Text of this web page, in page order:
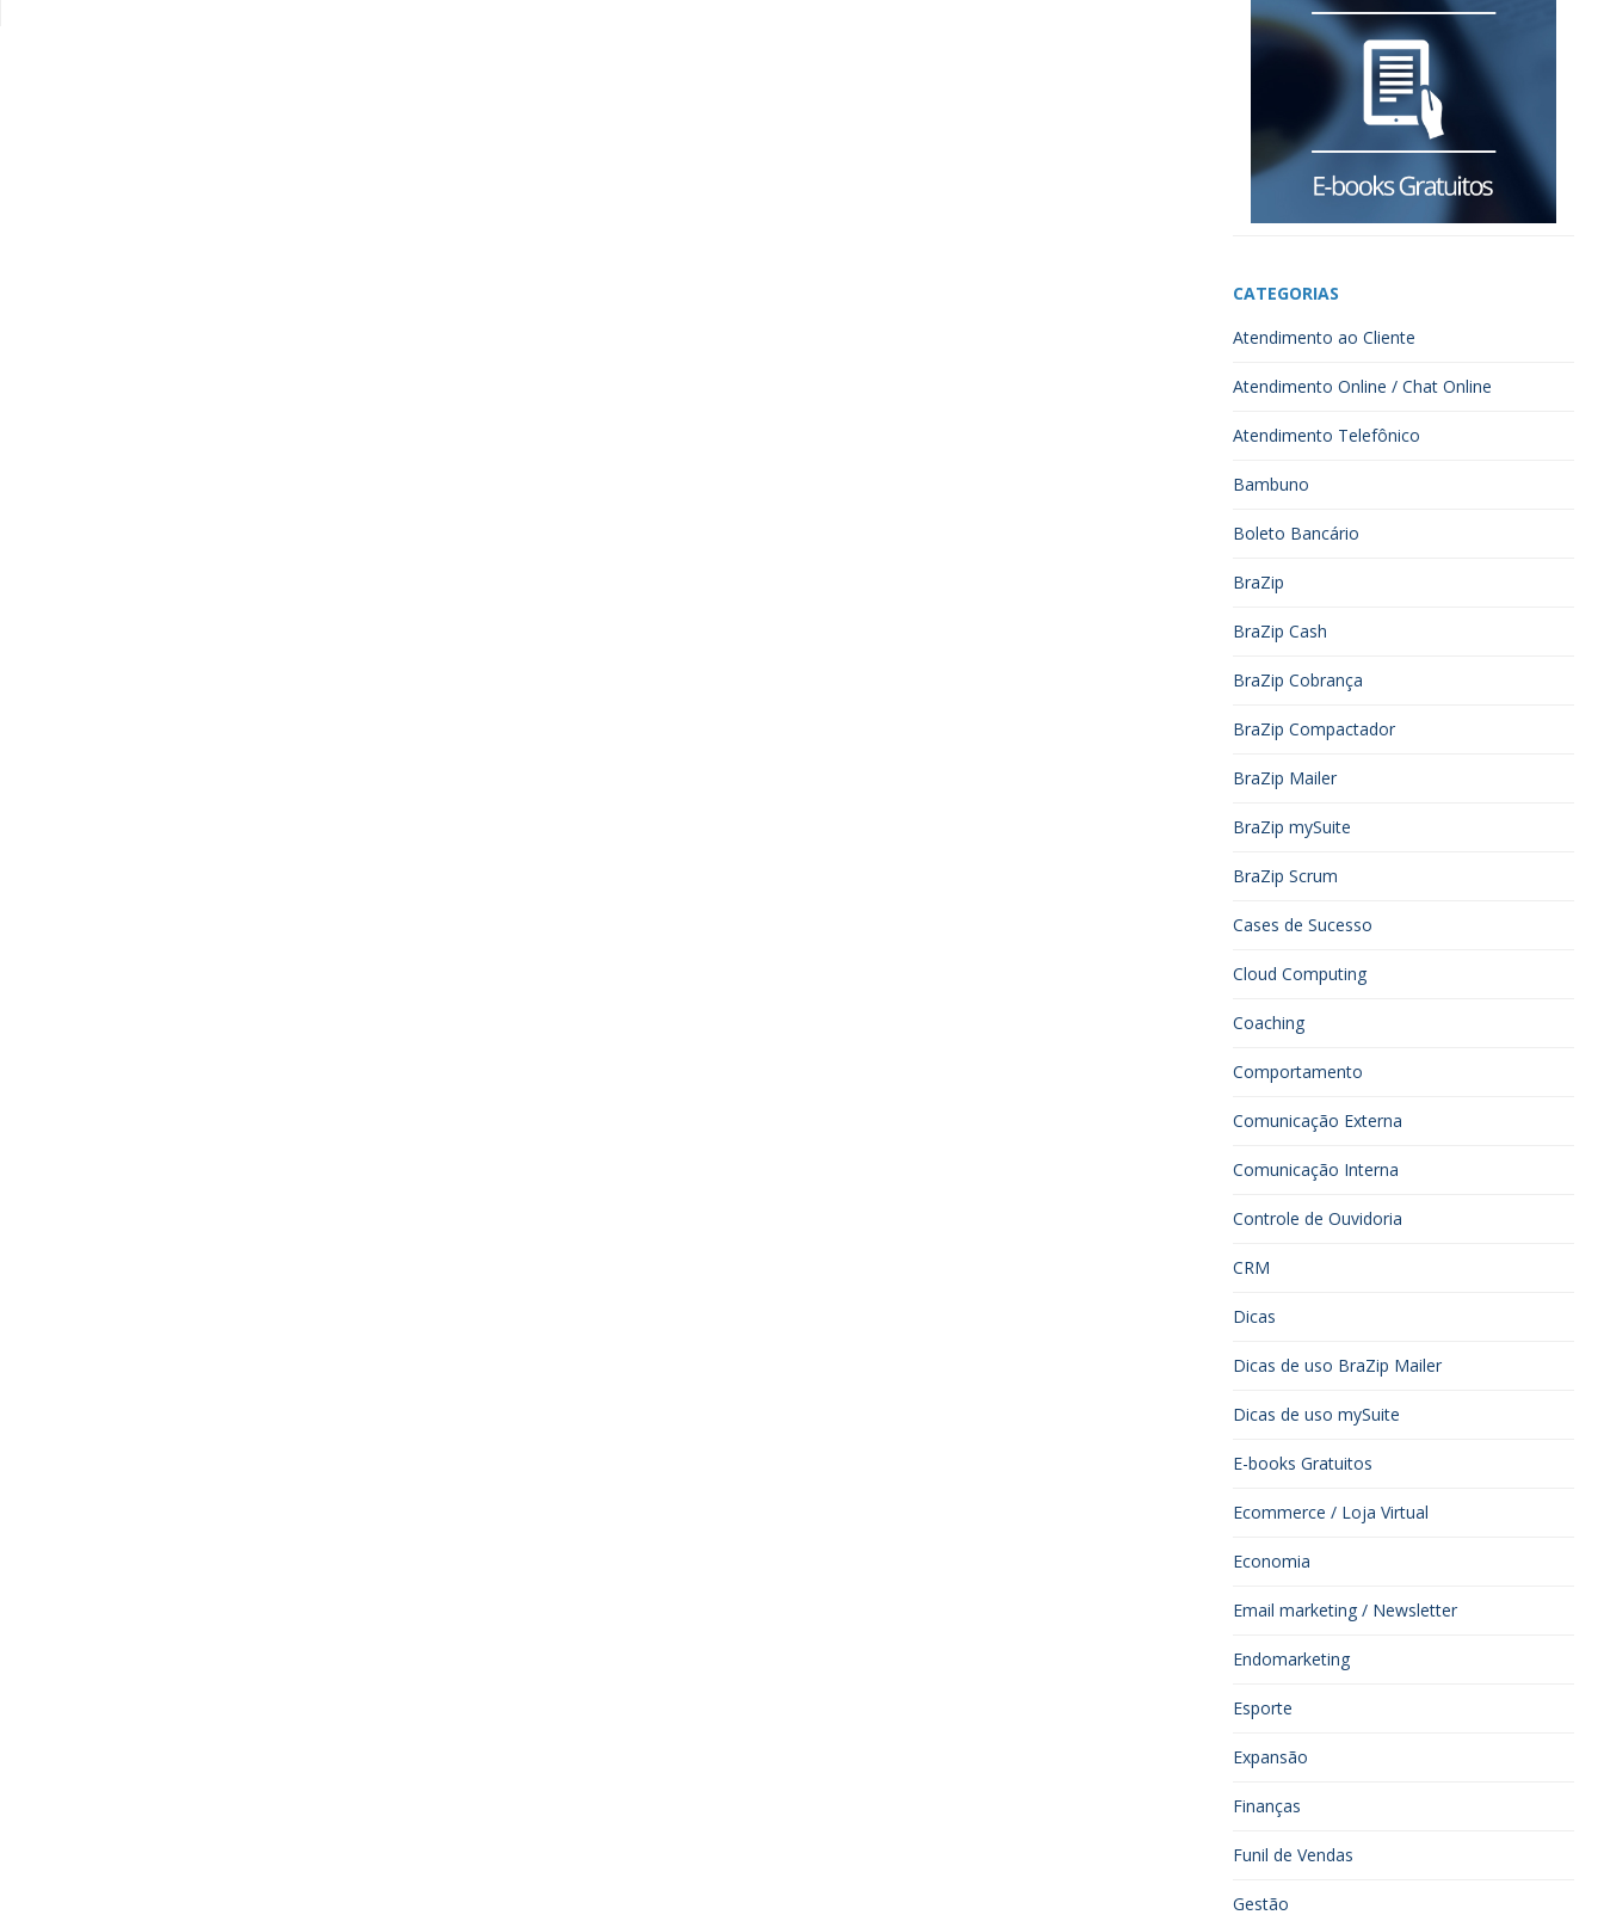
CATEGORIAS
Atendimento ao Cliente
Atendimento Online / Chat Online
Atendimento Telefônico
Bambuno
Boleto Bancário
BraZip
BraZip Cash
BraZip Cobrança
BraZip Compactador
BraZip Mailer
BraZip mySuite
BraZip Scrum
Cases de Sucesso
Cloud Computing
Coaching
Comportamento
Comunicação Externa
Comunicação Interna
Controle de Ouvidoria
CRM
Dicas
Dicas de uso BraZip Mailer
Dicas de uso mySuite
E-books Gratuitos
Ecommerce / Loja Virtual
Economia
Email marketing / Newsletter
Endomarketing
Esporte
Expansão
Finanças
Funil de Vendas
Gestão